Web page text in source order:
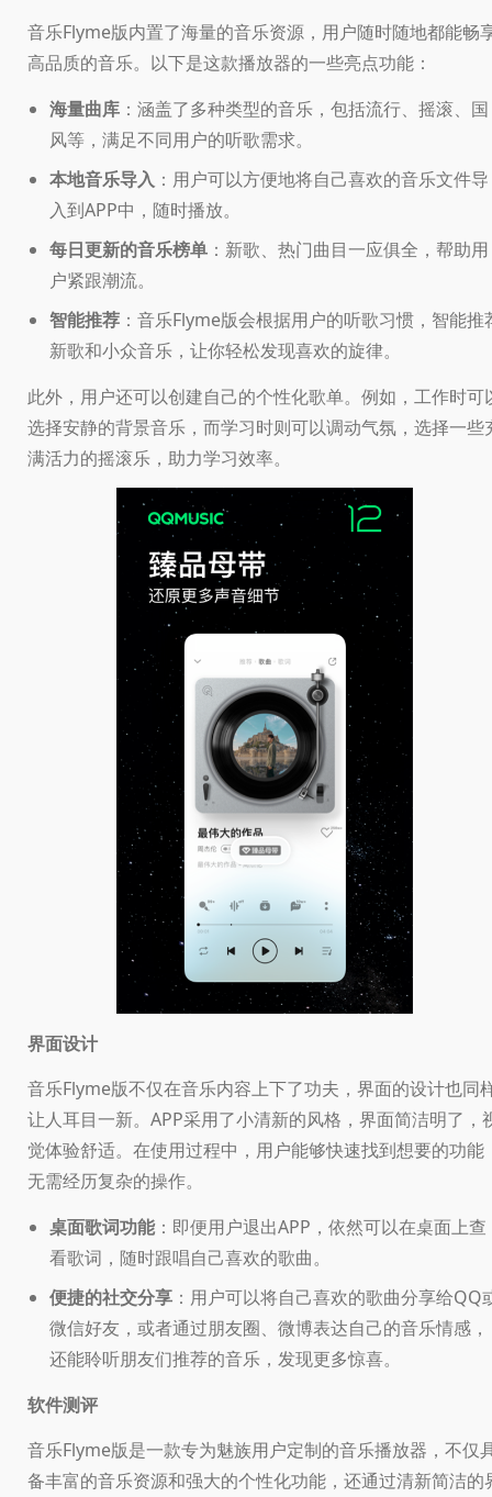
音乐Flyme版内置了海量的音乐资源，用户随时随地都能畅
高品质的音乐。以下是这款播放器的一些亮点功能：
海量曲库 ：涵盖了多种类型的音乐，包括流行、摇滚、国
风等，满足不同用户的听歌需求。
本地音乐导入 ：用户可以方便地将自己喜欢的音乐文件导
入到APP中，随时播放。
每日更新的音乐榜单 ：新歌、热门曲目一应俱全，帮助用
户紧跟潮流。
智能推荐 ：音乐Flyme版会根据用户的听歌习惯，智能推
新歌和小众音乐，让你轻松发现喜欢的旋律。
此外，用户还可以创建自己的个性化歌单。例如，工作时可
选择安静的背景音乐，而学习时则可以调动气氛，选择一些
满活力的摇滚乐，助力学习效率。
界面设计
音乐Flyme版不仅在音乐内容上下了功夫，界面的设计也同
让人耳目一新。APP采用了小清新的风格，界面简洁明了，
觉体验舒适。在使用过程中，用户能够快速找到想要的功能
无需经历复杂的操作。
桌面歌词功能：即便用户退出APP，依然可以在桌面上查
看歌词，随时跟唱自己喜欢的歌曲。
便捷的社交分享 ：用户可以将自己喜欢的歌曲分享给QQ
微信好友，或者通过朋友圈、微博表达自己的音乐情感，
还能聆听朋友们推荐的音乐，发现更多惊喜。
软件测评
音乐Flyme版是一款专为魅族用户定制的音乐播放器，不仅
备丰富的音乐资源和强大的个性化功能，还通过清新简洁的